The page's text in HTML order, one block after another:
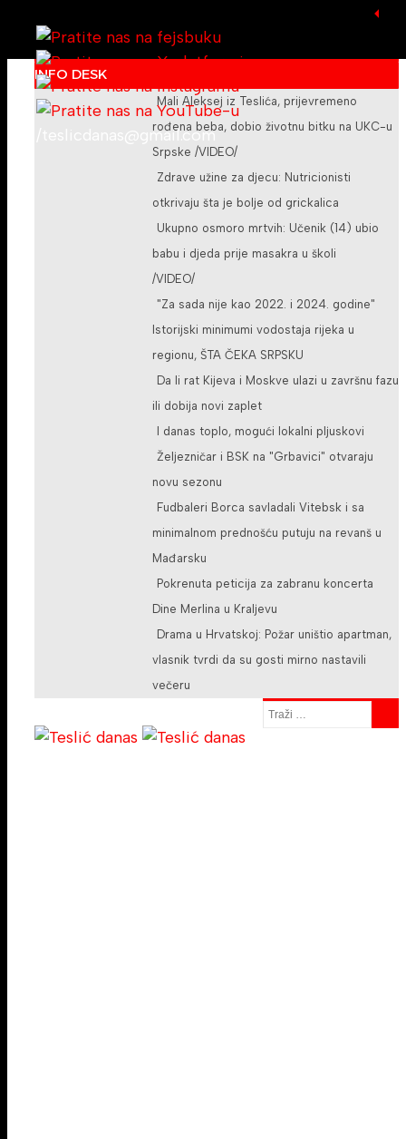
/teslicdanas@gmail.com
INFO DESK
Mali Aleksej iz Teslića, prijevremeno
rođena beba, dobio životnu bitku na UKC-u
Srpske /VIDEO/
Zdrave užine za djecu: Nutricionisti
otkrivaju šta je bolje od grickalica
Ukupno osmoro mrtvih: Učenik (14) ubio
babu i djeda prije masakra u školi
/VIDEO/
"Za sada nije kao 2022. i 2024. godine"
Istorijski minimumi vodostaja rijeka u
regionu, ŠTA ČEKA SRPSKU
Da li rat Kijeva i Moskve ulazi u završnu fazu
ili dobija novi zaplet
I danas toplo, mogući lokalni pljuskovi
Željezničar i BSK na "Grbavici" otvaraju
novu sezonu
Fudbaleri Borca savladali Vitebsk i sa
minimalnom prednošću putuju na revanš u
Mađarsku
Pokrenuta peticija za zabranu koncerta
Dine Merlina u Kraljevu
Drama u Hrvatskoj: Požar uništio apartman,
vlasnik tvrdi da su gosti mirno nastavili
večeru